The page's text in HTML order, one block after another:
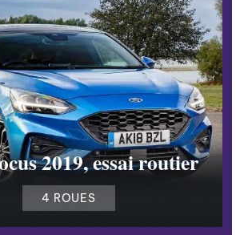
2019, essai routier
4 ROUES